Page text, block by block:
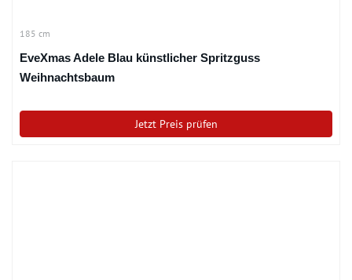
185 cm
EveXmas Adele Blau künstlicher Spritzguss
Weihnachtsbaum
Jetzt Preis prüfen